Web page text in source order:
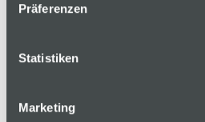
Präferenzen
Statistiken
Marketing